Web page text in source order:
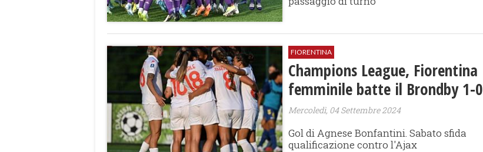
FIORENTINA
Champions League, Fiorentina
femminile batte il Brondby 1-0
Mercoledì, 04 Settembre 2024
Gol di Agnese Bonfantini. Sabato sfida
qualificazione contro l'Ajax